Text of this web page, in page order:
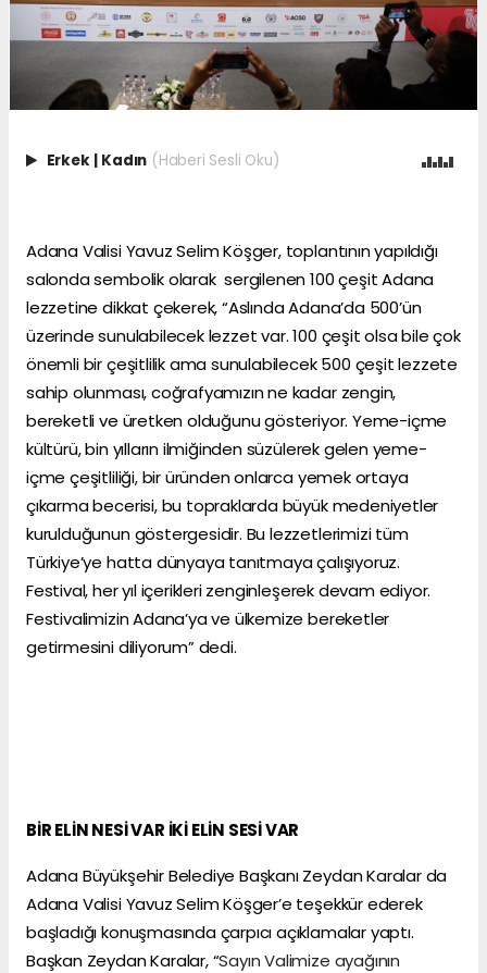
Erkek | Kadın (Haberi Sesli Oku)
Adana Valisi Yavuz Selim Köşger, toplantının yapıldığı
salonda sembolik olarak sergilenen 100 çeşit Adana
lezzetine dikkat çekerek, “Aslında Adana’da 500’ün
üzerinde sunulabilecek lezzet var. 100 çeşit olsa bile çok
önemli bir çeşitlilik ama sunulabilecek 500 çeşit lezzete
sahip olunması, coğrafyamızın ne kadar zengin,
bereketli ve üretken olduğunu gösteriyor. Yeme-içme
kültürü, bin yılların ilmiğinden süzülerek gelen yeme-
içme çeşitliliği, bir üründen onlarca yemek ortaya
çıkarma becerisi, bu topraklarda büyük medeniyetler
kurulduğunun göstergesidir. Bu lezzetlerimizi tüm
Türkiye’ye hatta dünyaya tanıtmaya çalışıyoruz.
Festival, her yıl içerikleri zenginleşerek devam ediyor.
Festivalimizin Adana’ya ve ülkemize bereketler
getirmesini diliyorum” dedi.
BİR ELİN NESİ VAR İKİ ELİN SESİ VAR
Adana Büyükşehir Belediye Başkanı Zeydan Karalar da
Adana Valisi Yavuz Selim Köşger’e teşekkür ederek
başladığı konuşmasında çarpıcı açıklamalar yaptı.
Başkan Zeydan Karalar, “Sayın Valimize ayağının